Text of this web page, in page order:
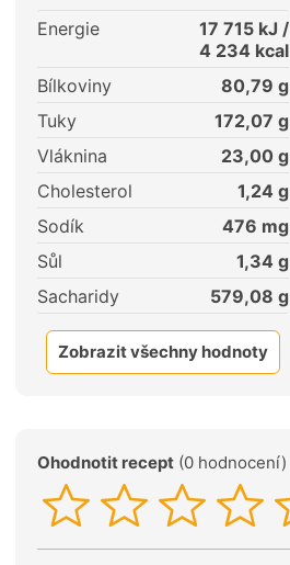
Energie 17 715 kJ /
4 234 kcal
Bílkoviny
80,79 g
Tuky
172,07 g
Vláknina
23,00 g
Cholesterol
1,24 g
Sodík
476 mg
Sůl
1,34 g
Sacharidy
579,08 g
Zobrazit všechny hodnoty
Ohodnotit recept (0 hodnocení)